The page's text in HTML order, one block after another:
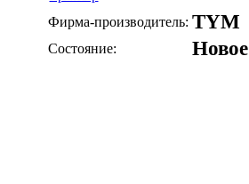
Фирма-производитель: TYM
Состояние: Новое